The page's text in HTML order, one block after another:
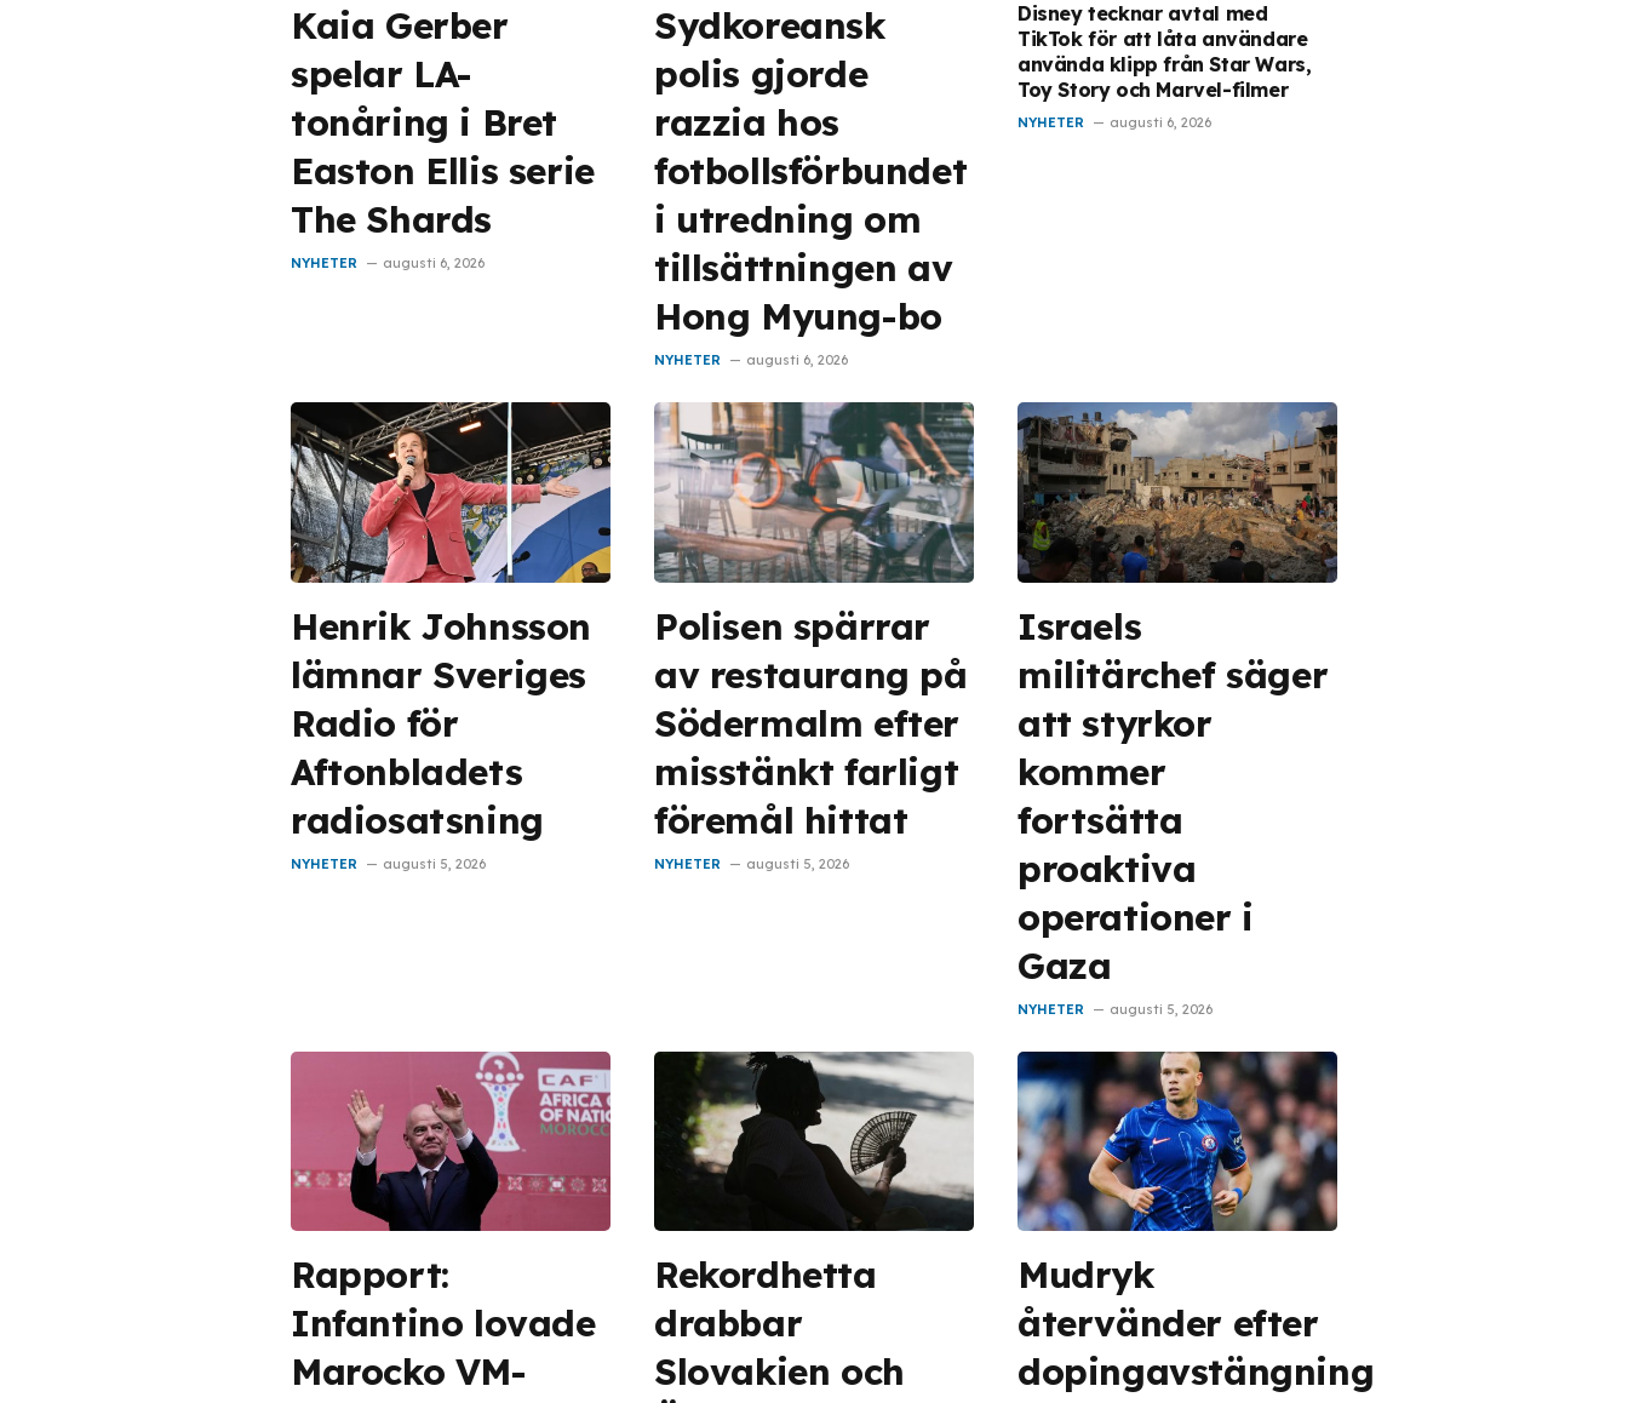
Kaia Gerber
spelar LA-
tonåring i Bret
Easton Ellis serie
The Shards
NYHETER augusti 6, 2026
Sydkoreansk
polis gjorde
razzia hos
fotbollsförbundet
i utredning om
tillsättningen av
Hong Myung-bo
NYHETER augusti 6, 2026
Disney tecknar avtal med
TikTok för att låta användare
använda klipp från Star Wars,
Toy Story och Marvel-filmer
NYHETER augusti 6, 2026
Henrik Johnsson
lämnar Sveriges
Radio för
Aftonbladets
radiosatsning
NYHETER augusti 5, 2026
Polisen spärrar
av restaurang på
Södermalm efter
misstänkt farligt
föremål hittat
NYHETER augusti 5, 2026
Israels
militärchef säger
att styrkor
kommer
fortsätta
proaktiva
operationer i
Gaza
NYHETER augusti 5, 2026
Rapport:
Infantino lovade
Marocko VM-
Rekordhetta
drabbar
Slovakien och
Mudryk
återvänder efter
dopingavstängning